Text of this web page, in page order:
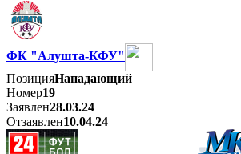
ФК "Алушта-КФУ"
ПозицияНападающий
Номер19
Заявлен28.03.24
Отзаявлен10.04.24